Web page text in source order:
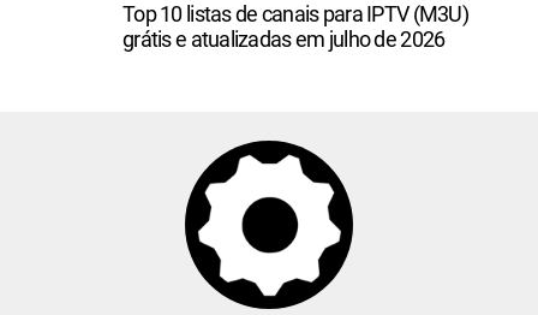
Top 10 listas de canais para IPTV (M3U)
grátis e atualizadas em julho de 2026